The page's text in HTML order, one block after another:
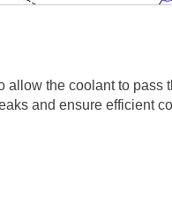
the coolant to pass
and ensure efficient